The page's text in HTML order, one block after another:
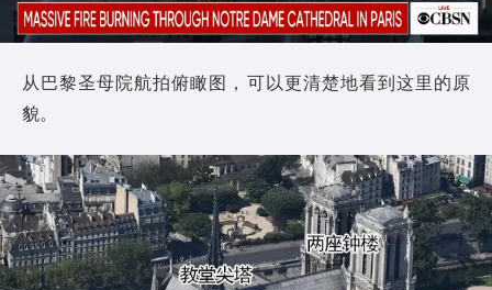
从巴黎圣母院航拍俯瞰图，可以更清楚地看到这里的原
貌。